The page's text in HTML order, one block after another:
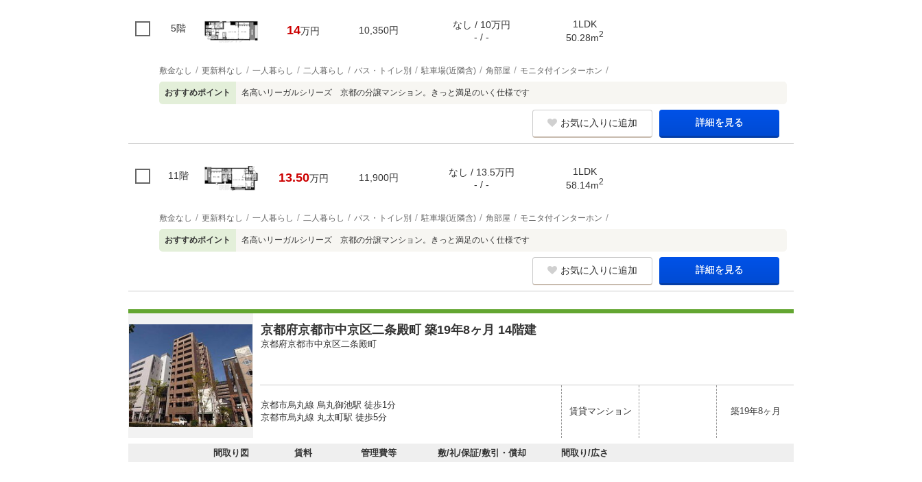
5階 14万円 10,350円
なし / 10万円
- / -
1LDK
50.28m2
敷金なし 更新料なし 一人暮らし 二人暮らし バス・トイレ別 駐車場(近隣含) 角部屋 モニタ付インターホン
おすすめポイント 名高いリーガルシリーズ 京都の分譲マンション。きっと満足のいく仕様です
お気に入りに追加 詳細を見る
11階 13.50万円 11,900円
なし / 13.5万円
- / -
1LDK
58.14m2
敷金なし 更新料なし 一人暮らし 二人暮らし バス・トイレ別 駐車場(近隣含) 角部屋 モニタ付インターホン
おすすめポイント 名高いリーガルシリーズ 京都の分譲マンション。きっと満足のいく仕様です
お気に入りに追加 詳細を見る
京都府京都市中京区二条殿町 築19年8ヶ月 14階建
京都府京都市中京区二条殿町
京都市烏丸線 烏丸御池駅 徒歩1分
京都市烏丸線 丸太町駅 徒歩5分
賃貸マンション 築19年8ヶ月
間取り図 賃料 管理費等 敷/礼/保証/敷引・償却 間取り/広さ